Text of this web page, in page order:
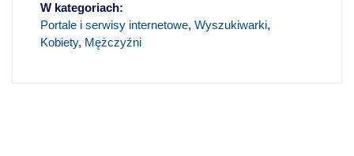
W kategoriach:
Portale i serwisy internetowe, Wyszukiwarki,
Kobiety, Mężczyźni